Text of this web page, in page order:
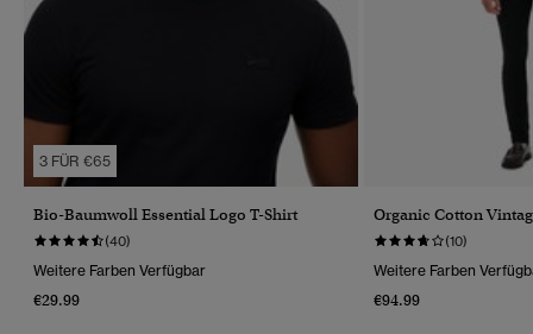
3 FÜR €65
Bio-Baumwoll Essential Logo T-Shirt
(40)
Weitere Farben Verfügbar
€29.99
Organic Cotton
(10)
Weitere Farben
€94.99